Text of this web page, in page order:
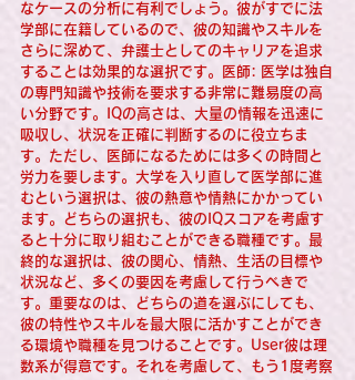
なケースの分析に有利でしょう。彼がすでに法
学部に在籍しているので、彼の知識やスキルを
さらに深めて、弁護士としてのキャリアを追求
することは効果的な選択です。医師: 医学は独自
の専門知識や技術を要求する非常に難易度の高
い分野です。IQの高さは、大量の情報を迅速に
吸収し、状況を正確に判断するのに役立ちま
す。ただし、医師になるためには多くの時間と
労力を要します。大学を入り直して医学部に進
むという選択は、彼の熱意や情熱にかかってい
ます。どちらの選択も、彼のIQスコアを考慮す
ると十分に取り組むことができる職種です。最
終的な選択は、彼の関心、情熱、生活の目標や
状況など、多くの要因を考慮して行うべきで
す。重要なのは、どちらの道を選ぶにしても、
彼の特性やスキルを最大限に活かすことができ
る環境や職種を見つけることです。User彼は理
数系が得意です。それを考慮して、もう1度考察